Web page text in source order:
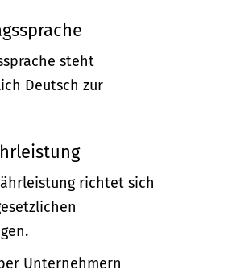
steht
Deutsch zur
richtet sich
Unternehmern